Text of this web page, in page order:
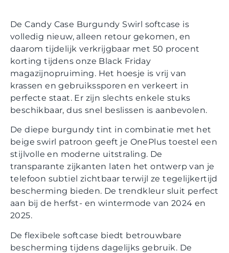
De Candy Case Burgundy Swirl softcase is
volledig nieuw, alleen retour gekomen, en
daarom tijdelijk verkrijgbaar met 50 procent
korting tijdens onze Black Friday
magazijnopruiming. Het hoesje is vrij van
krassen en gebruikssporen en verkeert in
perfecte staat. Er zijn slechts enkele stuks
beschikbaar, dus snel beslissen is aanbevolen.
De diepe burgundy tint in combinatie met het
beige swirl patroon geeft je OnePlus toestel een
stijlvolle en moderne uitstraling. De
transparante zijkanten laten het ontwerp van je
telefoon subtiel zichtbaar terwijl ze tegelijkertijd
bescherming bieden. De trendkleur sluit perfect
aan bij de herfst- en wintermode van 2024 en
2025.
De flexibele softcase biedt betrouwbare
bescherming tijdens dagelijks gebruik. De